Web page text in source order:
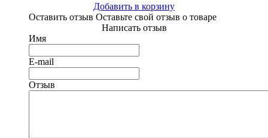
Добавить в корзину
Оставить отзыв Оставьте свой отзыв о товаре
Написать отзыв
Имя
E-mail
Отзыв